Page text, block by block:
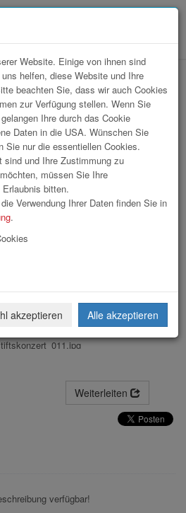
Weiterleiten
verfügbar!
Website. Einige von ihnen sind
helfen, diese Website und Ihre
beachten Sie, dass wir auch Cookies
zur Verfügung stellen. Wenn Sie
Ihre durch das Cookie
Daten in die USA. Wünschen Sie
Sie nur die essentiellen Cookies.
sind und Ihre Zustimmung zu
müssen Sie Ihre
bitten.
Verwendung Ihrer Daten finden Sie in
.
akzeptieren Alle akzeptieren